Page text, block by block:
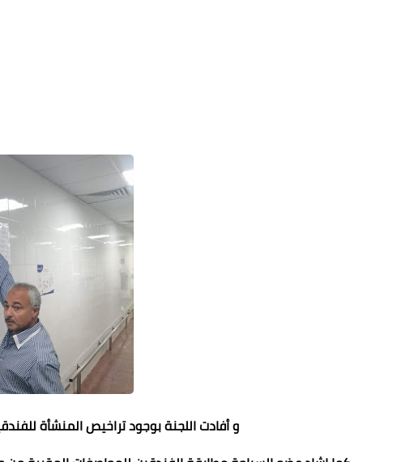
و أفادت اللجنة بوجود تراخيص المنشأة